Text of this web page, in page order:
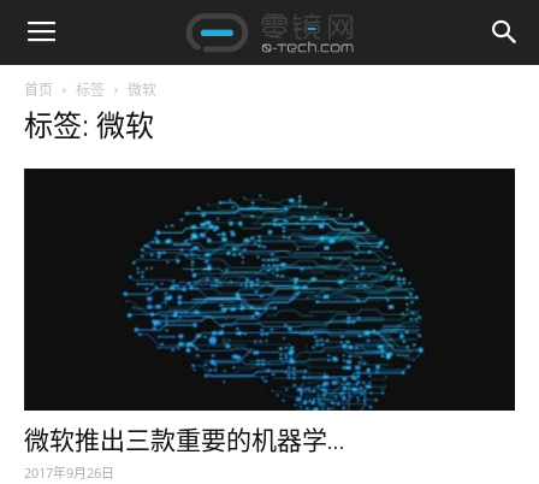
首页 标签 微软
标签: 微软
微软推出三款重要的机器学...
2017年9月26日